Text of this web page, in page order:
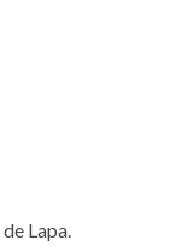
Lapa.